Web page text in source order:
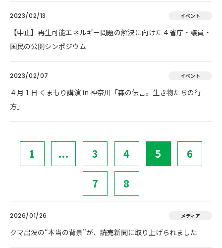
2023/02/13 イベント
【中止】再生可能エネルギー問題の解決に向けた４省庁・議員・
国民の公開シンポジウム
2023/02/07 イベント
４月１日 くまもり講演 in 神奈川「森の伝言。生き物たちの行
方」
1 ... 3 4 5 6
7 8
2026/01/26 メディア
クマ出没の“本当の背景”が、読売新聞に取り上げられました